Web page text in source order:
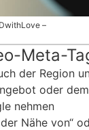
–
Meta-
der Region
oder dem
nehmen
Nähe von“